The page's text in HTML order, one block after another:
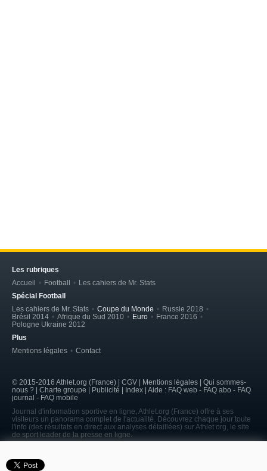
Les rubriques
Accueil
Football
Les cahiers de Mr. Stats
Spécial Football
Les cahiers de Mr. Stats
Coupe du Monde
Russie 2018
Brésil 2014
Afrique du Sud 2010 Euro
France 2016
Pologne Ukraine 2012
Plus
Mentions légales
Contact
© 2015-2016 Athlet.org (France) | CGV | Mentions légales | Qui sommes-
nous ? | Charte groupe | Publicité | Index | Aide : FAQ web - FAQ abo - FAQ
journal - FAQ mobile
Journal d'information sportive en ligne, Athlet.org (France) offre à ses
visiteurs un panorama complet de l'actualité. Découvrez chaque jour toute
l'info (des résultats en direct aux analyses détaillées) sur Athlet.org, le site
de sport leader de la presse en ligne.